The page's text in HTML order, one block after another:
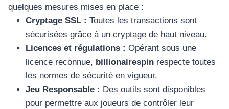
quelques mesures mises en place :
Cryptage SSL : Toutes les transactions sont
sécurisées grâce à un cryptage de haut niveau.
Licences et régulations : Opérant sous une
licence reconnue, billionairespin respecte toutes
les normes de sécurité en vigueur.
Jeu Responsable : Des outils sont disponibles
pour permettre aux joueurs de contrôler leur